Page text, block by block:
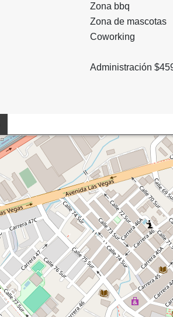
Zona bbq
Zona de mascotas
Coworking
Administración